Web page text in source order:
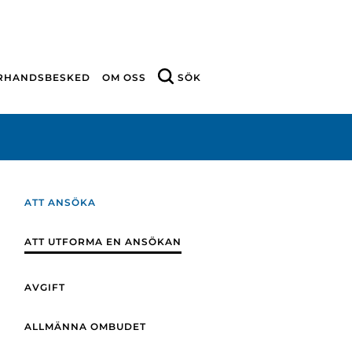
OM OSS SÖK
ATT ANSÖKA
ATT UTFORMA EN ANSÖKAN
AVGIFT
ALLMÄNNA OMBUDET